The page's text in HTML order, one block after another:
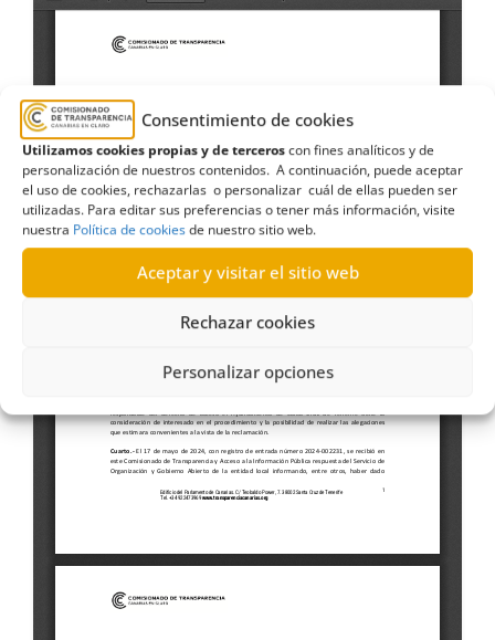
Consentimiento de cookies
Utilizamos cookies propias y de terceroscon fines analíticos y de
personalización de nuestros contenidos. A continuación, puede aceptar
el uso de cookies, rechazarlas o personalizar cuál de ellas pueden ser
utilizadas. Para editar sus preferencias o tener más información, visite
nuestra Política de cookiesde nuestro sitio web.
Aceptar y visitar el sitio web
Rechazar cookies
Personalizar opciones